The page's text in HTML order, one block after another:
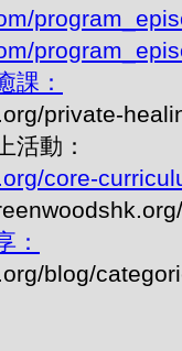
課：
private-
活動：
core-
：
blog/